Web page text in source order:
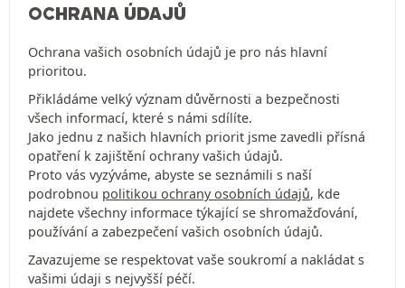
OCHRANA ÚDAJŮ
Ochrana vašich osobních údajů je pro nás hlavní
prioritou.
Přikládáme velký význam důvěrnosti a bezpečnosti
všech informací, které s námi sdílíte.
Jako jednu z našich hlavních priorit jsme zavedli přísná
opatření k zajištění ochrany vašich údajů.
Proto vás vyzýváme, abyste se seznámili s naší
podrobnou politikou ochrany osobních údajů, kde
najdete všechny informace týkající se shromažďování,
používání a zabezpečení vašich osobních údajů.
Zavazujeme se respektovat vaše soukromí a nakládat s
vašimi údaji s nejvyšší péčí.